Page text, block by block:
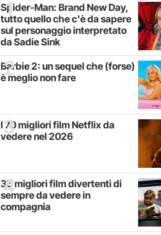
Spider-Man: Brand New Day,
tutto quello che c'è da sapere
sul personaggio interpretato
da Sadie Sink
Barbie 2: un sequel che (forse)
è meglio non fare
I 70 migliori film Netflix da
vedere nel 2026
35 migliori film divertenti di
sempre da vedere in
compagnia